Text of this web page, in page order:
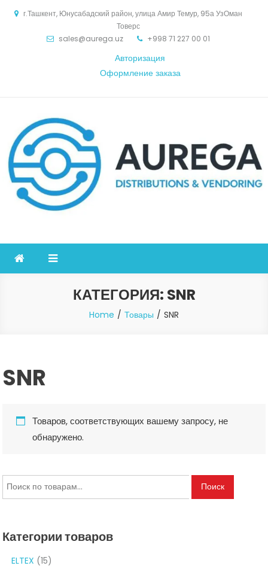
г.Ташкент, Юнусабадский район, улица Амир Темур, 95а УзОман
Товерс
sales@aurega.uz
+998 71 227 00 01
Авторизация
Оформление заказа
КАТЕГОРИЯ: SNR
Home Товары SNR
SNR
Товаров, соответствующих вашему запросу, не
обнаружено.
Искать: Поиск
Категории товаров
ELTEX (15)